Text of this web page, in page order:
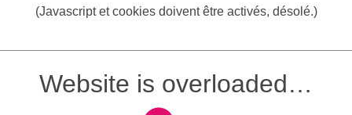
(Javascript et cookies doivent être activés, désolé.)
Website is overloaded…